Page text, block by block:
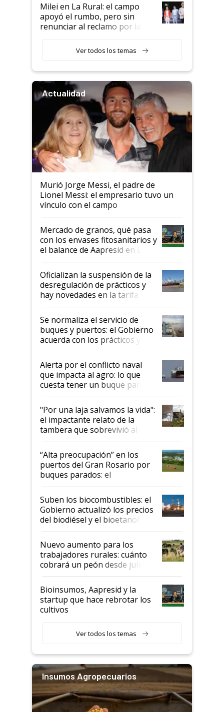
Milei en La Rural: el campo
apoyó el rumbo, pero sin
renunciar al reclamo por las
Ver todos los temas
Actualidad
Murió Jorge Messi, el padre de
Lionel Messi: el empresario tuvo un
vínculo con el campo
Mercado de granos, qué pasa
con los envases fitosanitarios y
el balance de Aapresid en La
Posta
Oficializan la suspensión de la
desregulación de prácticos y
hay novedades en la tarifa de
la hidrovía
Se normaliza el servicio de
buques y puertos: el Gobierno
acuerda con los prácticos y
suspende el decreto de
desregulación
Alerta por el conflicto naval
que impacta al agro: lo que
cuesta tener un buque parado
y el peligro de que Argentina
pase a ser "país sucio"
"Por una laja salvamos la vida":
el impactante relato de la
tambera que sobrevivió al
tornado
“Alta preocupación” en los
puertos del Gran Rosario por
buques parados: el
funcionamiento de las
exportadoras en tensión tras
la medida de fuerza de los
prácticos
Suben los biocombustibles: el
Gobierno actualizó los precios
del biodiésel y el bioetanol
Nuevo aumento para los
trabajadores rurales: cuánto
cobrará un peón desde julio
Bioinsumos, Aapresid y la
startup que hace rebrotar los
cultivos
Ver todos los temas
Insumos Agropecuarios